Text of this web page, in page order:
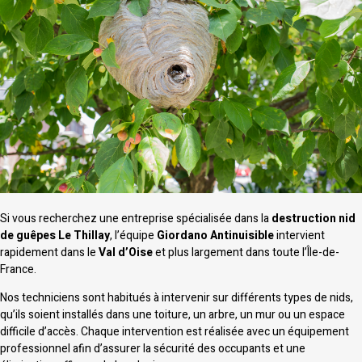
Si vous recherchez une entreprise spécialisée dans ladestruction nid
de guêpes Le Thillay, l’équipe Giordano Antinuisibleintervient
rapidement dans leVal d’Oiseet plus largement dans toute l’Île-de-
France.
Nos techniciens sont habitués à intervenir sur différents types de nids,
qu’ils soient installés dans une toiture, un arbre, un mur ou un espace
difficile d’accès. Chaque intervention est réalisée avec un équipement
professionnel afin d’assurer la sécurité des occupants et une